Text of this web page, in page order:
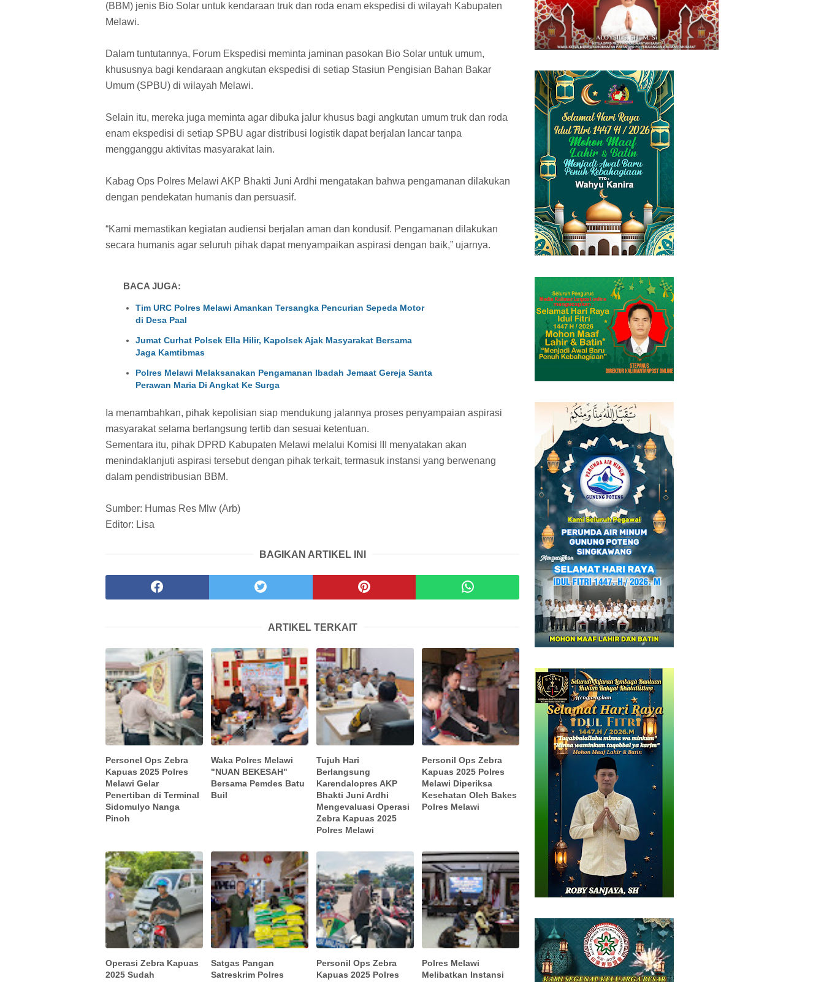
(BBM) jenis Bio Solar untuk kendaraan truk dan roda enam ekspedisi di wilayah Kabupaten
Melawi.
Dalam tuntutannya, Forum Ekspedisi meminta jaminan pasokan Bio Solar untuk umum,
khususnya bagi kendaraan angkutan ekspedisi di setiap Stasiun Pengisian Bahan Bakar
Umum (SPBU) di wilayah Melawi.
Selain itu, mereka juga meminta agar dibuka jalur khusus bagi angkutan umum truk dan roda
enam ekspedisi di setiap SPBU agar distribusi logistik dapat berjalan lancar tanpa
mengganggu aktivitas masyarakat lain.
Kabag Ops Polres Melawi AKP Bhakti Juni Ardhi mengatakan bahwa pengamanan dilakukan
dengan pendekatan humanis dan persuasif.
“Kami memastikan kegiatan audiensi berjalan aman dan kondusif. Pengamanan dilakukan
secara humanis agar seluruh pihak dapat menyampaikan aspirasi dengan baik,” ujarnya.
BACA JUGA:
Tim URC Polres Melawi Amankan Tersangka Pencurian Sepeda Motor
di Desa Paal
Jumat Curhat Polsek Ella Hilir, Kapolsek Ajak Masyarakat Bersama
Jaga Kamtibmas
Polres Melawi Melaksanakan Pengamanan Ibadah Jemaat Gereja Santa
Perawan Maria Di Angkat Ke Surga
Ia menambahkan, pihak kepolisian siap mendukung jalannya proses penyampaian aspirasi
masyarakat selama berlangsung tertib dan sesuai ketentuan.
Sementara itu, pihak DPRD Kabupaten Melawi melalui Komisi III menyatakan akan
menindaklanjuti aspirasi tersebut dengan pihak terkait, termasuk instansi yang berwenang
dalam pendistribusian BBM.
Sumber: Humas Res Mlw (Arb)
Editor: Lisa
BAGIKAN ARTIKEL INI
ARTIKEL TERKAIT
Personel Ops Zebra
Kapuas 2025 Polres
Melawi Gelar
Penertiban di Terminal
Sidomulyo Nanga
Pinoh
Waka Polres Melawi
"NUAN BEKESAH"
Bersama Pemdes Batu
Buil
Tujuh Hari
Berlangsung
Karendalopres AKP
Bhakti Juni Ardhi
Mengevaluasi Operasi
Zebra Kapuas 2025
Polres Melawi
Personil Ops Zebra
Kapuas 2025 Polres
Melawi Diperiksa
Kesehatan Oleh Bakes
Polres Melawi
Operasi Zebra Kapuas
2025 Sudah
Satgas Pangan
Satreskrim Polres
Personil Ops Zebra
Kapuas 2025 Polres
Polres Melawi
Melibatkan Instansi